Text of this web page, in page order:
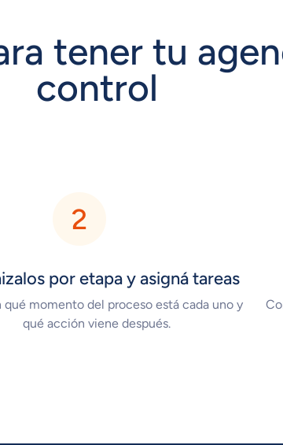
tener tu
control
por etapa y asigná tareas
qué momento del proceso está cada uno y
qué acción viene después.